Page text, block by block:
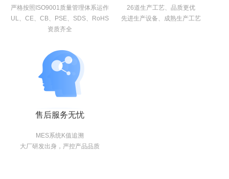
严格按照ISO9001质量管理体系运作
UL、CE、CB、PSE、SDS、RoHS
资质齐全
26道生产工艺、品质更优
先进生产设备、成熟生产工艺
售后服务无忧
MES系统K值追溯
大厂研发出身，严控产品品质